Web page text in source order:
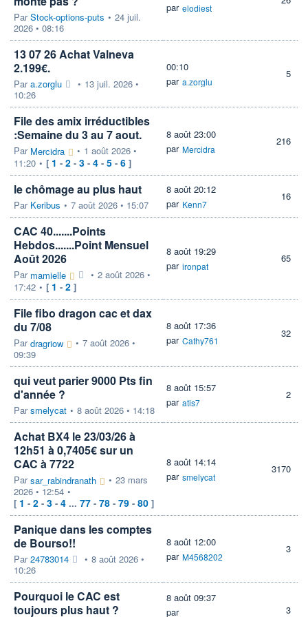
ParStock-options-puts • 24 juil.
2026 • 08:16
par elodiest
13 07 26 Achat Valneva
2.199€.
Para.zorglu • 13 juil. 2026 •
10:26
00:10
par a.zorglu
5
File des amix irréductibles
:Semaine du 3 au 7 aout.
Par Mercidra • 1 août 2026 •
11:20 • [ 1 - 2 - 3 - 4 - 5 - 6 ]
8 août 23:00
par Mercidra
216
le chômage au plus haut
Par Keribus • 7 août 2026 • 15:07
8 août 20:12
par Kenn7
16
CAC 40.......Points
Hebdos.......Point Mensuel
Août 2026
Par mamielle • 2 août 2026 •
17:42 • [ 1 - 2 ]
8 août 19:29
par ironpat
65
File fibo dragon cac et dax
du 7/08
Pardragriow • 7 août 2026 •
09:39
8 août 17:36
par Cathy761
32
qui veut parier 9000 Pts fin
d'année ?
Parsmelycat • 8 août 2026 • 14:18
8 août 15:57
par atis7
2
Achat BX4 le 23/03/26 à
12h51 à 0,7405€ sur un
CAC à 7722
Parsar_rabindranath • 23 mars
2026 • 12:54 •
[ 1 - 2 - 3 - 4 ... 77 - 78 - 79 - 80 ]
8 août 14:14
par smelycat
3170
Panique dans les comptes
de Bourso!!
Par24783014 • 8 août 2026 •
10:26
8 août 12:00
par M4568202
3
Pourquoi le CAC est
toujours plus haut ?
8 août 09:37
par
3